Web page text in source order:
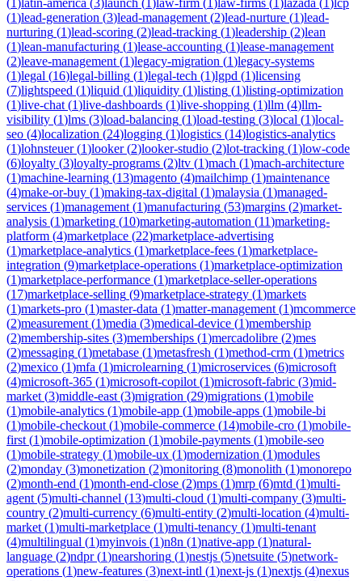
(1)lead-generation (3)lead-management (2)lead-nurture (1)lead-
nurturing (1)lead-scoring (2)lead-tracking (1)leadership (2)lean
(1)lean-manufacturing (1)lease-accounting (1)lease-management
(2)leave-management (1)legacy-migration (1)legacy-systems
(1)legal (16)legal-billing (1)legal-tech (1)lgpd (1)licensing
(7)lightspeed (1)liquid (1)liquidity (1)listing (1)listing-optimization
(1)live-chat (1)live-dashboards (1)live-shopping (1)llm (4)llm-
visibility (1)lms (3)load-balancing (1)load-testing (3)local (1)local-
seo (4)localization (24)logging (1)logistics (14)logistics-analytics
(1)lohnsteuer(1)looker(2)looker-studio (2)lot-tracking (1)low-code
(6)loyalty (3)loyalty-programs (2)ltv (1)mach (1)mach-architecture
(1)machine-learning (13)magento (4)mailchimp (1)maintenance
(4)make-or-buy (1)making-tax-digital (1)malaysia (1)managed-
services (1)management (1)manufacturing (53)margins (2)market-
analysis (1)marketing (10)marketing-automation (11)marketing-
platform (4)marketplace (22)marketplace-advertising
(1)marketplace-analytics (1)marketplace-fees (1)marketplace-
integration (9)marketplace-operations (1)marketplace-optimization
(1)marketplace-performance (1)marketplace-seller-operations
(17)marketplace-selling (9)marketplace-strategy (1)markets
(1)markets-pro (1)master-data (1)matter-management (1)mcommerce
(2)measurement (1)media (3)medical-device (1)membership
(2)membership-sites (3)memberships (1)mercadolibre (2)mes
(2)messaging (1)metabase (1)metasfresh (1)method-crm (1)metrics
(2)mexico (1)mfa (1)microlearning (1)microservices (6)microsoft
(4)microsoft-365 (1)microsoft-copilot (1)microsoft-fabric (3)mid-
market (3)middle-east (3)migration (29)migrations (1)mobile
(1)mobile-analytics (1)mobile-app (1)mobile-apps (1)mobile-bi
(1)mobile-checkout (1)mobile-commerce (14)mobile-cro (1)mobile-
first (1)mobile-optimization (1)mobile-payments (1)mobile-seo
(1)mobile-strategy (1)mobile-ux (1)modernization (1)modules
(2)monday (3)monetization (2)monitoring (8)monolith (1)monorepo
(2)month-end (1)month-end-close (2)mps (1)mrp (6)mtd (1)multi-
agent (5)multi-channel (13)multi-cloud (1)multi-company (3)multi-
country (2)multi-currency (6)multi-entity (2)multi-location (4)multi-
market (1)multi-marketplace (1)multi-tenancy (1)multi-tenant
(4)multilingual (1)myinvois (1)n8n (1)native-app (1)natural-
language (2)ndpr(1)nearshoring (1)nestjs (5)netsuite (5)network-
operations (1)new-features (3)next-intl (1)next-js (1)nextjs (4)nexus